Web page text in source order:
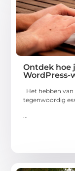
Ontdek hoe
Het hebben
tegenwoordig
...